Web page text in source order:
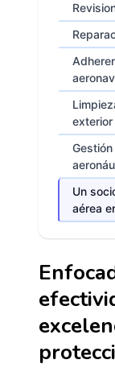
exterior
Un
aérea